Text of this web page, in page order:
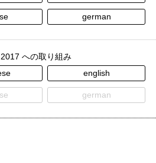
german
への取り組み
english
german